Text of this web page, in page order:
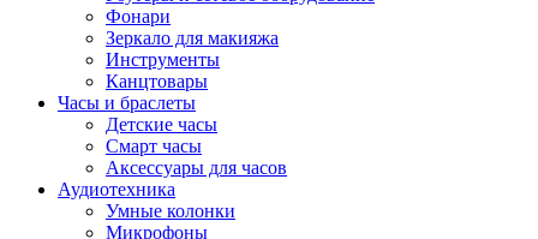
Фонари
Зеркало для макияжа
Инструменты
Канцтовары
Часы и браслеты
Детские часы
Смарт часы
Аксессуары для часов
Аудиотехника
Умные колонки
Микрофоны